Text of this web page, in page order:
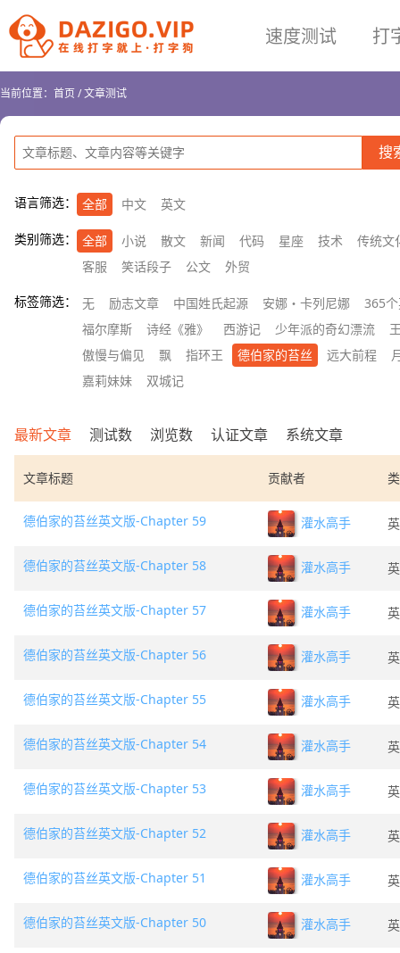
速度测试 打
当前位置： 首页/文章测试
语言筛选： 全部 中文 英文
类别筛选： 全部 小说 散文 新闻 代码 星座 技术
传统文
客服
笑话段子 公文 外贸
标签筛选： 无 励志文章 中国姓氏起源 安娜・卡列尼娜
365
福尔摩斯
诗经《雅》 西游记 少年派的奇幻漂流
傲慢与偏见
飘 指环王 德伯家的苔丝 远大前程
嘉莉妹妹
双城记
最新文章 测试数 浏览数 认证文章 系统文章
文章标题 贡献者
德伯家的苔丝英文版-Chapter 59 灌水高手
德伯家的苔丝英文版-Chapter 58 灌水高手
德伯家的苔丝英文版-Chapter 57 灌水高手
德伯家的苔丝英文版-Chapter 56 灌水高手
德伯家的苔丝英文版-Chapter 55 灌水高手
德伯家的苔丝英文版-Chapter 54 灌水高手
德伯家的苔丝英文版-Chapter 53 灌水高手
德伯家的苔丝英文版-Chapter 52 灌水高手
德伯家的苔丝英文版-Chapter 51 灌水高手
德伯家的苔丝英文版-Chapter 50 灌水高手